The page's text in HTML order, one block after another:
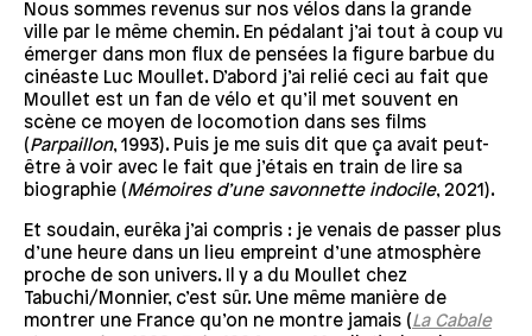
Nous sommes revenus sur nos vélos dans la grande
ville par le même chemin. En pédalant j’ai tout à coup vu
émerger dans mon flux de pensées la figure barbue du
cinéaste Luc Moullet. D’abord j’ai relié ceci au fait que
Moullet est un fan de vélo et qu’il met souvent en
scène ce moyen de locomotion dans ses films
(Parpaillon, 1993). Puis je me suis dit que ça avait peut-
être à voir avec le fait que j’étais en train de lire sa
biographie (Mémoires d’une savonnette indocile, 2021).
Et soudain, eurêka j’ai compris : je venais de passer plus
d’une heure dans un lieu empreint d’une atmosphère
proche de son univers. Il y a du Moullet chez
Tabuchi/Monnier, c’est sûr. Une même manière de
montrer une France qu’on ne montre jamais (La Cabale